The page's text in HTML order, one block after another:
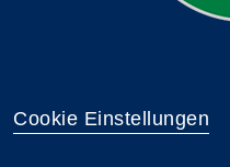
Cookie Einstellungen